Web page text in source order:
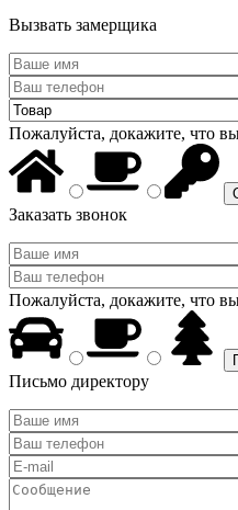
Вызвать замерщика
Пожалуйста, докажите, что
Заказать звонок
Пожалуйста, докажите, что
Письмо директору